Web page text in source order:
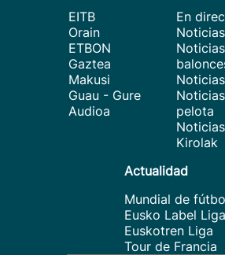
EITB
Orain
ETBON
Gaztea
Makusi
Guau - Gure
Audioa
En
pelota
Kirolak
Actualidad
Mundial de
Eusko Label Liga
Euskotren Liga
Tour de Francia